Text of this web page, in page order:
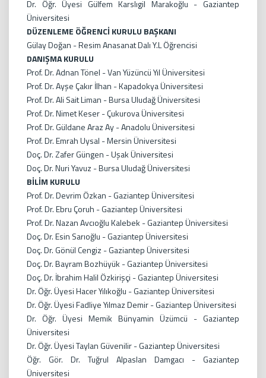
Dr. Öğr. Üyesi Gülfem Karslıgil Marakoğlu - Gaziantep
Üniversitesi
DÜZENLEME ÖĞRENCİ KURULU BAŞKANI
Gülay Doğan - Resim Anasanat Dalı Y.L Öğrencisi
DANIŞMA KURULU
Prof. Dr. Adnan Tönel - Van Yüzüncü Yıl Üniversitesi
Prof. Dr. Ayşe Çakır İlhan - Kapadokya Üniversitesi
Prof. Dr. Ali Sait Liman - Bursa Uludağ Üniversitesi
Prof. Dr. Nimet Keser - Çukurova Üniversitesi
Prof. Dr. Güldane Araz Ay - Anadolu Üniversitesi
Prof. Dr. Emrah Uysal - Mersin Üniversitesi
Doç. Dr. Zafer Güngen - Uşak Üniversitesi
Doç. Dr. Nuri Yavuz - Bursa Uludağ Üniversitesi
BİLİM KURULU
Prof. Dr. Devrim Özkan - Gaziantep Üniversitesi
Prof. Dr. Ebru Çoruh - Gaziantep Üniversitesi
Prof. Dr. Nazan Avcıoğlu Kalebek - Gaziantep Üniversitesi
Doç. Dr. Esin Sarıoğlu - Gaziantep Üniversitesi
Doç. Dr. Gönül Cengiz - Gaziantep Üniversitesi
Doç. Dr. Bayram Bozhüyük - Gaziantep Üniversitesi
Doç. Dr. İbrahim Halil Özkirişçi - Gaziantep Üniversitesi
Dr. Öğr. Üyesi Hacer Yılıkoğlu - Gaziantep Üniversitesi
Dr. Öğr. Üyesi Fadliye Yılmaz Demir - Gaziantep Üniversitesi
Dr. Öğr. Üyesi Memik Bünyamin Üzümcü - Gaziantep
Üniversitesi
Dr. Öğr. Üyesi Taylan Güvenilir - Gaziantep Üniversitesi
Öğr. Gör. Dr. Tuğrul Alpaslan Damgacı - Gaziantep
Üniversitesi